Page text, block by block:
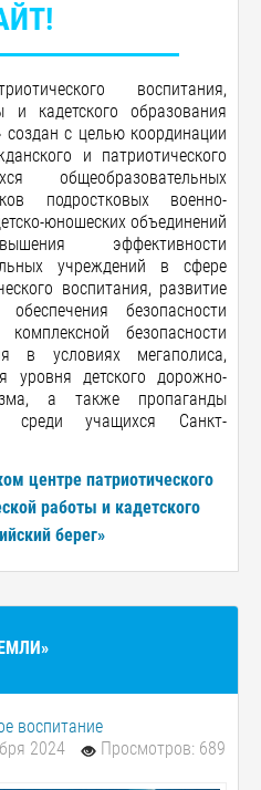
воспитания,
и кадетского образования
создан с целью координации
и патриотического
общеобразовательных
подростковых военно-
юношеских объединений
эффективности
учреждений в сфере
воспитания, развитие
обеспечения безопасности
безопасности
в условиях мегаполиса,
уровня детского дорожно-
а также пропаганды
среди учащихся Санкт-
центре патриотического
работы и кадетского
берег»
воспитание
2024
Просмотров: 689